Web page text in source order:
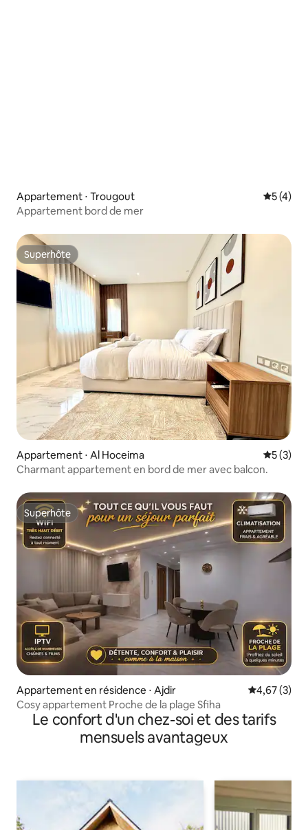
Appartement ⋅ Trougout
5 (4)
Appartement bord de mer
Superhôte
Superhôte
Appartement ⋅ Al Hoceima
5 (3)
Charmant appartement en bord de mer avec balcon.
Superhôte
Superhôte
Appartement en résidence ⋅ Ajdir Évaluation
4,67 (3)
Cosy appartement Proche de la plage Sfiha
Le confort d'un chez-soi et des tarifs
mensuels avantageux